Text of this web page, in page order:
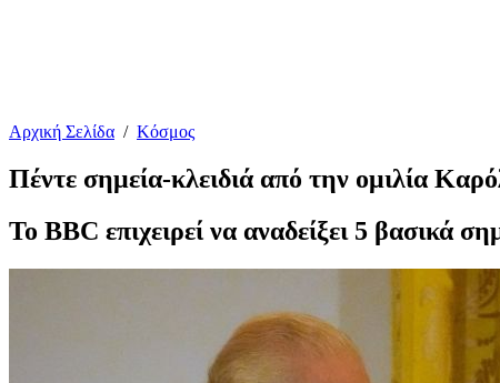
Αρχική Σελίδα / Κόσμος
Πέντε σημεία-κλειδιά από την ομιλία
Το BBC επιχειρεί να αναδείξει 5 βασικά